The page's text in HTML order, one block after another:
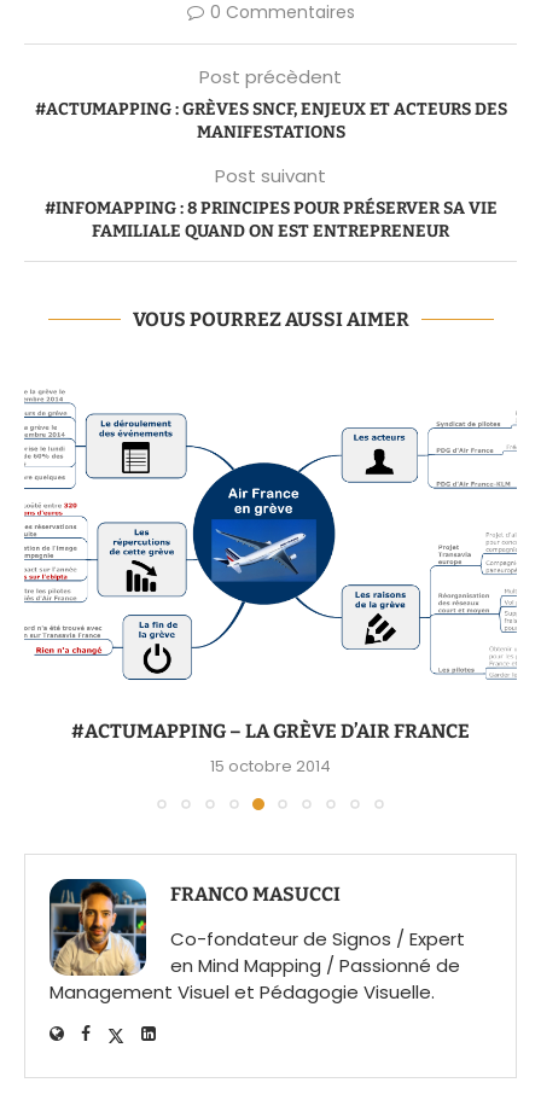
0 Commentaires
Post précèdent
#ACTUMAPPING : GRÈVES SNCF, ENJEUX ET ACTEURS DES
MANIFESTATIONS
Post suivant
#INFOMAPPING : 8 PRINCIPES POUR PRÉSERVER SA VIE
FAMILIALE QUAND ON EST ENTREPRENEUR
VOUS POURREZ AUSSI AIMER
#ACTUMAPPING – LA GRÈVE D’AIR FRANCE
15 octobre 2014
FRANCO MASUCCI
Co-fondateur de Signos / Expert
en Mind Mapping / Passionné de
Management Visuel et Pédagogie Visuelle.